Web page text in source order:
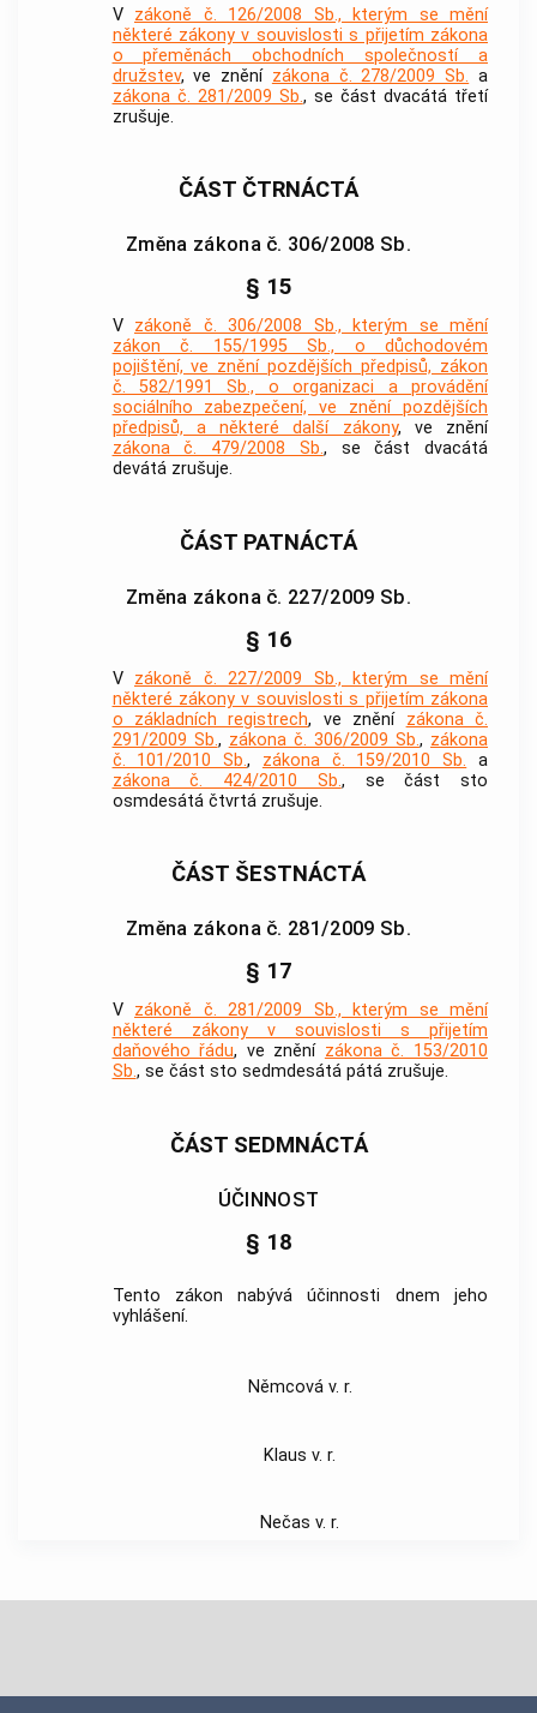
V zákoně č. 126/2008 Sb., kterým se mění
některé zákony v souvislosti s přijetím zákona
o přeměnách obchodních společností a
družstev, ve znění zákona č. 278/2009 Sb. a
zákona č. 281/2009 Sb., se část dvacátá třetí
zrušuje.
ČÁST ČTRNÁCTÁ
Změna zákona č. 306/2008 Sb.
§ 15
V zákoně č. 306/2008 Sb., kterým se mění
zákon č. 155/1995 Sb., o důchodovém
pojištění, ve znění pozdějších předpisů, zákon
č. 582/1991 Sb., o organizaci a provádění
sociálního zabezpečení, ve znění pozdějších
předpisů, a některé další zákony, ve znění
zákona č. 479/2008 Sb., se část dvacátá
devátá zrušuje.
ČÁST PATNÁCTÁ
Změna zákona č. 227/2009 Sb.
§ 16
V zákoně č. 227/2009 Sb., kterým se mění
některé zákony v souvislosti s přijetím zákona
o základních registrech, ve znění zákona č.
291/2009 Sb., zákona č. 306/2009 Sb., zákona
č. 101/2010 Sb., zákona č. 159/2010 Sb. a
zákona č. 424/2010 Sb., se část sto
osmdesátá čtvrtá zrušuje.
ČÁST ŠESTNÁCTÁ
Změna zákona č. 281/2009 Sb.
§ 17
V zákoně č. 281/2009 Sb., kterým se mění
některé zákony v souvislosti s přijetím
daňového řádu, ve znění zákona č. 153/2010
Sb., se část sto sedmdesátá pátá zrušuje.
ČÁST SEDMNÁCTÁ
ÚČINNOST
§ 18
Tento zákon nabývá účinnosti dnem jeho
vyhlášení.
Němcová v. r.
Klaus v. r.
Nečas v. r.